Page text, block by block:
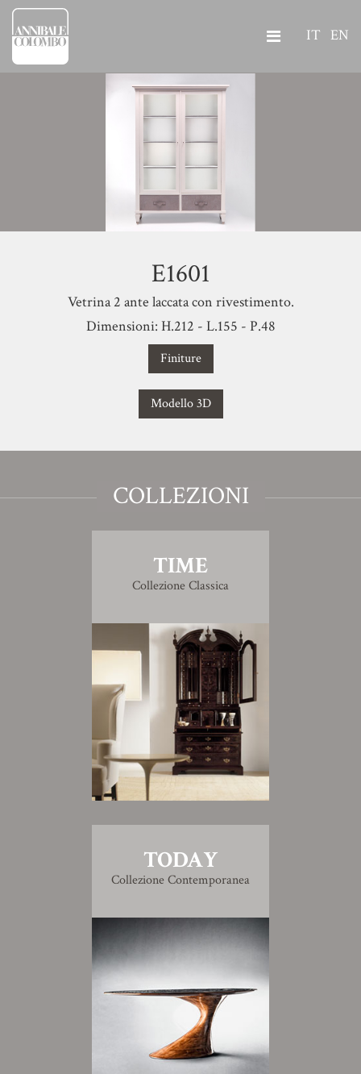
IT EN
E1601
Vetrina 2 ante laccata con rivestimento.
Dimensioni: H.212 - L.155 - P.48
Finiture
Modello 3D
COLLEZIONI
TIME
Collezione Classica
TODAY
Collezione Contemporanea